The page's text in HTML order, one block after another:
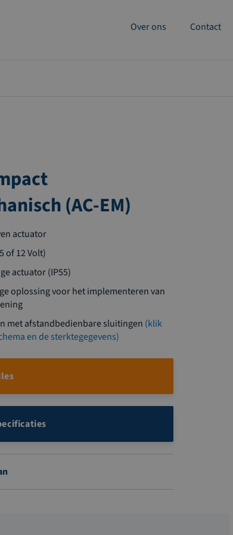
Over ons Contact
(AC-EM)
actuator
of 12 Volt)
actuator (IP55)
oplossing voor het implementeren van
met afstandbedienbare sluitingen (klik
en de sterktegegevens)